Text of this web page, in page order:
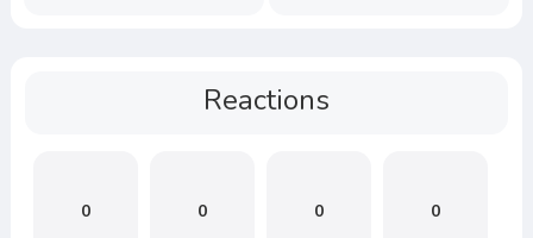
Reactions
0 0 0 0